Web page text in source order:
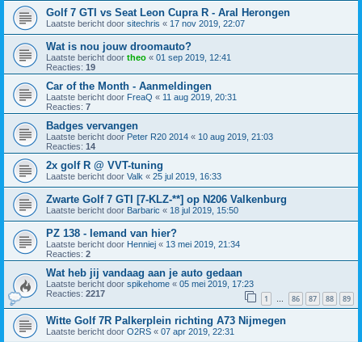
Golf 7 GTI vs Seat Leon Cupra R - Aral Herongen
Laatste bericht door sitechris « 17 nov 2019, 22:07
Wat is nou jouw droomauto?
Laatste bericht door theo « 01 sep 2019, 12:41
Reacties: 19
Car of the Month - Aanmeldingen
Laatste bericht door FreaQ « 11 aug 2019, 20:31
Reacties: 7
Badges vervangen
Laatste bericht door Peter R20 2014 « 10 aug 2019, 21:03
Reacties: 14
2x golf R @ VVT-tuning
Laatste bericht door Valk « 25 jul 2019, 16:33
Zwarte Golf 7 GTI [7-KLZ-**] op N206 Valkenburg
Laatste bericht door Barbaric « 18 jul 2019, 15:50
PZ 138 - Iemand van hier?
Laatste bericht door Henniej « 13 mei 2019, 21:34
Reacties: 2
Wat heb jij vandaag aan je auto gedaan
Laatste bericht door spikehome « 05 mei 2019, 17:23
Reacties: 2217 1 … 86 87 88 89
Witte Golf 7R Palkerplein richting A73 Nijmegen
Laatste bericht door O2RS « 07 apr 2019, 22:31